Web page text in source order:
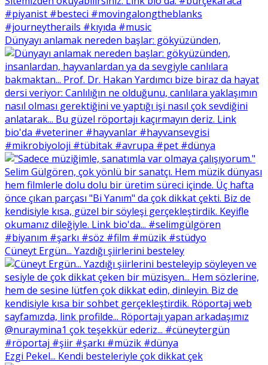
Dünyayı anlamak nereden başlar: gökyüzünden,
Cüneyt Ergün... Yazdığı şiirlerini besteley
Ezgi Pekel... Kendi besteleriyle çok dikkat çek